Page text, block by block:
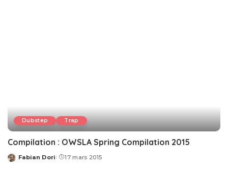
Dubstep Trap
Compilation : OWSLA Spring Compilation 2015
Posted
Fabian Dori 17 mars 2015